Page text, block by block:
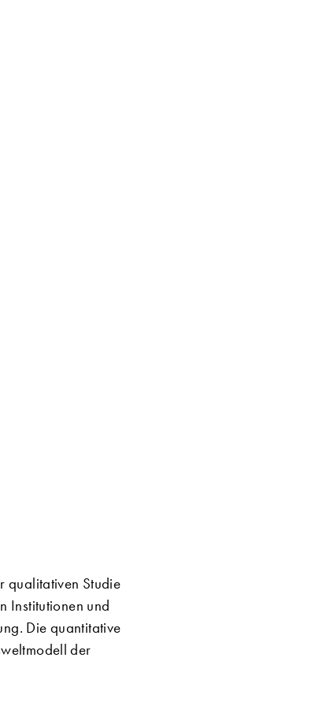
qualitativen Studie
Institutionen und
Die quantitative
der